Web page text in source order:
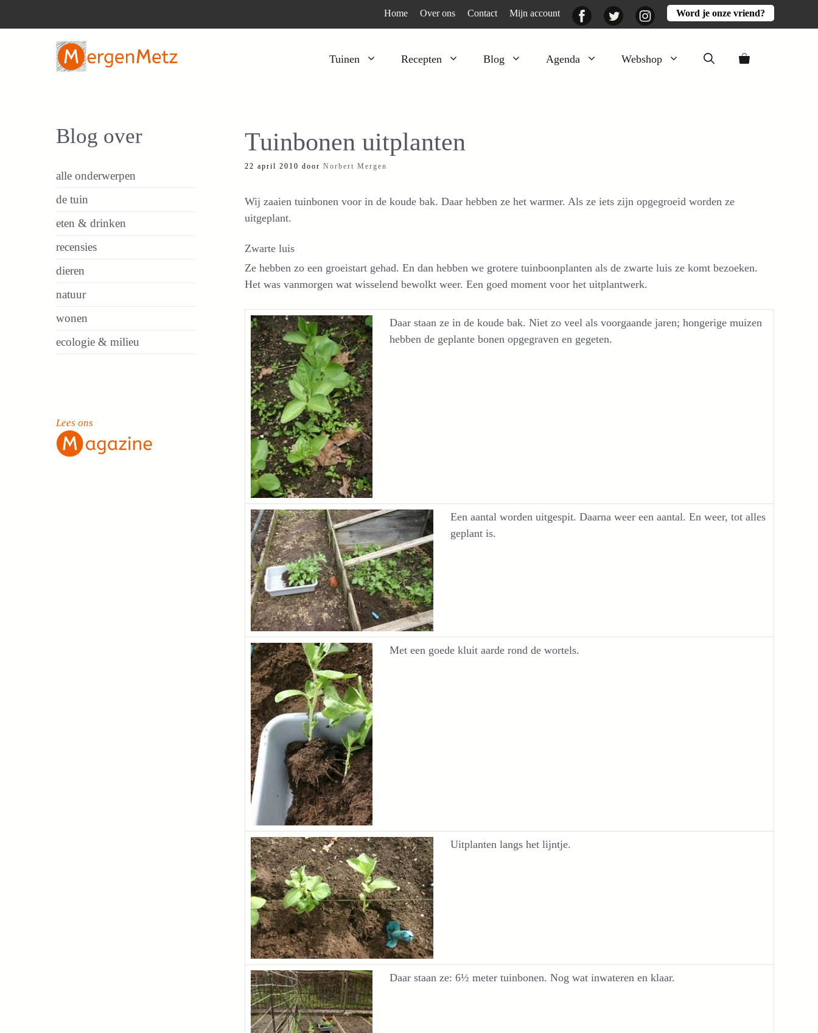
Home Over ons Contact Mijn account FacebookTwitter InstagramWord je onze vriend?
Tuinen Recepten Blog Agenda Webshop
Kruiden
Moestuin
Tuinbonen uitplanten
22 april 2010 door Norbert Mergen
Wij zaaien tuinbonen voor in de koude bak. Daar hebben ze het warmer. Als ze iets zijn opgegroeid worden ze
uitgeplant.
Zwarte luis
Ze hebben zo een groeistart gehad. En dan hebben we grotere tuinboonplanten als de zwarte luis ze komt bezoeken.
Het was vanmorgen wat wisselend bewolkt weer. Een goed moment voor het uitplantwerk.
Daar staan ze in de koude bak. Niet zo veel als voorgaande jaren; hongerige muizen
hebben de geplante bonen opgegraven en gegeten.
Een aantal worden uitgespit. Daarna weer een aantal. En weer, tot alles
geplant is.
Met een goede kluit aarde rond de wortels.
Uitplanten langs het lijntje.
Daar staan ze: 6½ meter tuinbonen. Nog wat inwateren en klaar.
Blog over
alle onderwerpen
de tuin
eten & drinken
recensies
dieren
natuur
wonen
ecologie & milieu
Lees ons